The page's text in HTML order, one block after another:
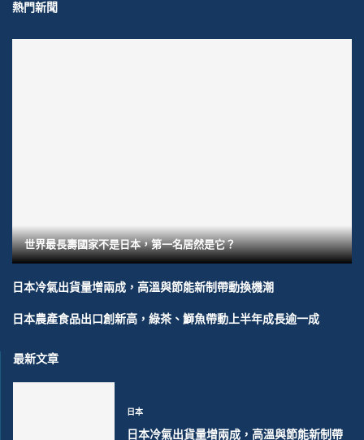
熱門新聞
世界最長壽國家不是日本，第一名居然是它？
日本冷氣出貨量增兩成，高溫與節能新制帶動換機潮
日本農產食品出口創新高，綠茶、鰤魚帶動上半年成長逾一成
最新文章
日本
日本冷氣出貨量增兩成，高溫與節能新制帶